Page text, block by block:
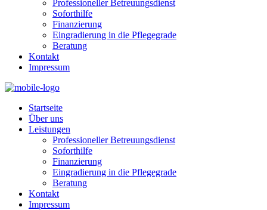
Professioneller Betreuungsdienst
Soforthilfe
Finanzierung
Eingradierung in die Pflegegrade
Beratung
Kontakt
Impressum
Startseite
Über uns
Leistungen
Professioneller Betreuungsdienst
Soforthilfe
Finanzierung
Eingradierung in die Pflegegrade
Beratung
Kontakt
Impressum